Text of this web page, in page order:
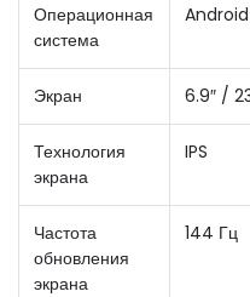
Операционная
система
Android
Экран 6.9″ /
Технология
экрана
IPS
Частота
обновления
экрана
144 Гц